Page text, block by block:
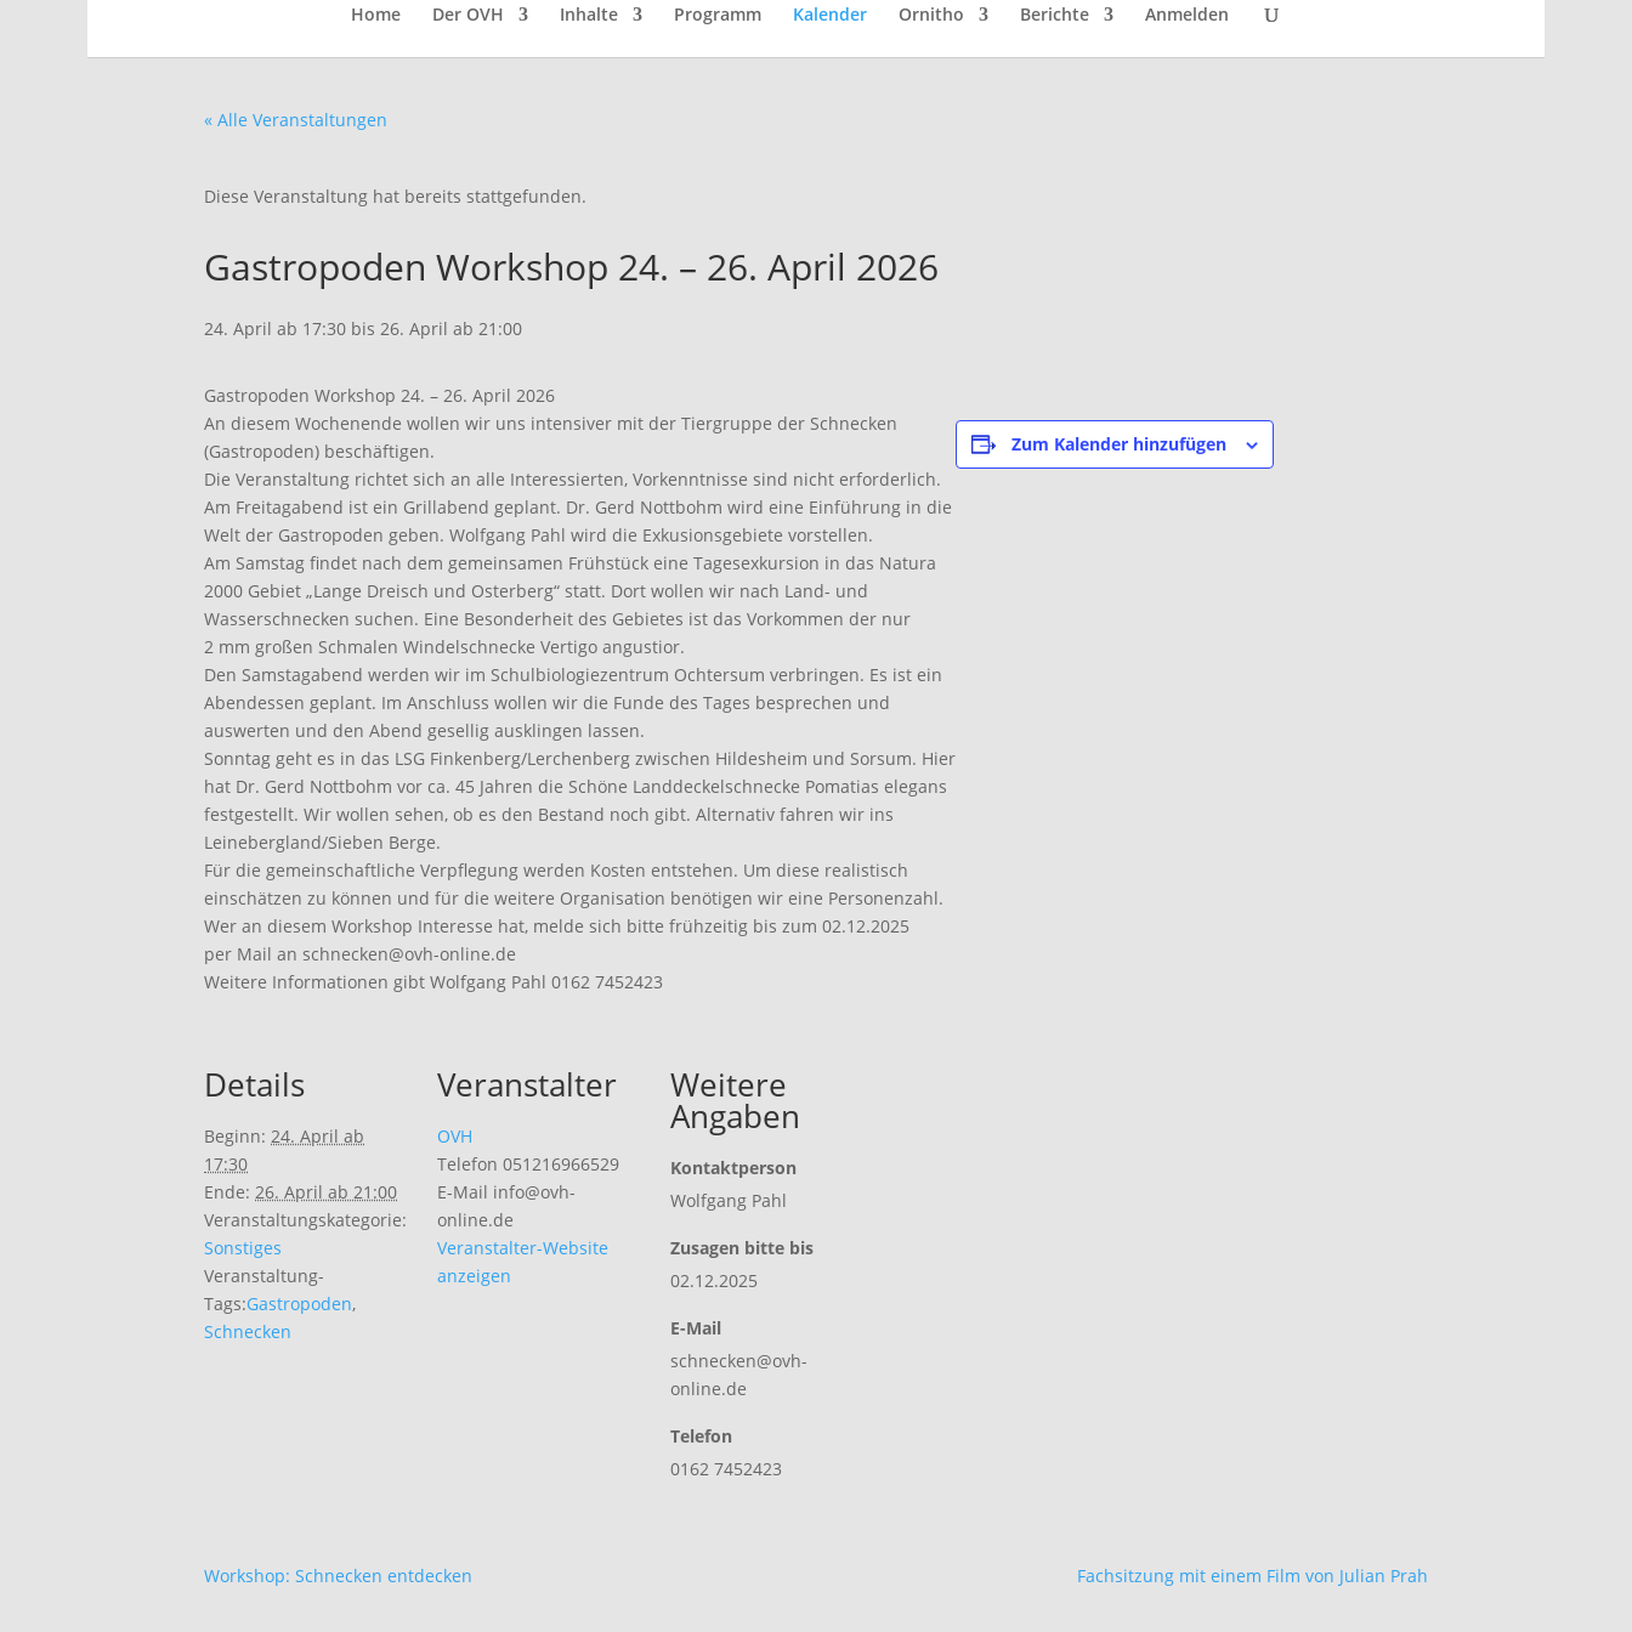
Home Der OVH Inhalte Programm Kalender Ornitho Berichte Anmelden
« Alle Veranstaltungen
Diese Veranstaltung hat bereits stattgefunden.
Gastropoden Workshop 24. – 26. April 2026
24. April ab 17:30 bis 26. April ab 21:00
Gastropoden Workshop 24. – 26. April 2026
An diesem Wochenende wollen wir uns intensiver mit der Tiergruppe der Schnecken
(Gastropoden) beschäftigen.
Die Veranstaltung richtet sich an alle Interessierten, Vorkenntnisse sind nicht erforderlich.
Am Freitagabend ist ein Grillabend geplant. Dr. Gerd Nottbohm wird eine Einführung in die
Welt der Gastropoden geben. Wolfgang Pahl wird die Exkusionsgebiete vorstellen.
Am Samstag findet nach dem gemeinsamen Frühstück eine Tagesexkursion in das Natura
2000 Gebiet „Lange Dreisch und Osterberg“ statt. Dort wollen wir nach Land- und
Wasserschnecken suchen. Eine Besonderheit des Gebietes ist das Vorkommen der nur
2 mm großen Schmalen Windelschnecke Vertigo angustior.
Den Samstagabend werden wir im Schulbiologiezentrum Ochtersum verbringen. Es ist ein
Abendessen geplant. Im Anschluss wollen wir die Funde des Tages besprechen und
auswerten und den Abend gesellig ausklingen lassen.
Sonntag geht es in das LSG Finkenberg/Lerchenberg zwischen Hildesheim und Sorsum. Hier
hat Dr. Gerd Nottbohm vor ca. 45 Jahren die Schöne Landdeckelschnecke Pomatias elegans
festgestellt. Wir wollen sehen, ob es den Bestand noch gibt. Alternativ fahren wir ins
Leinebergland/Sieben Berge.
Für die gemeinschaftliche Verpflegung werden Kosten entstehen. Um diese realistisch
einschätzen zu können und für die weitere Organisation benötigen wir eine Personenzahl.
Wer an diesem Workshop Interesse hat, melde sich bitte frühzeitig bis zum 02.12.2025
per Mail an schnecken@ovh-online.de
Weitere Informationen gibt Wolfgang Pahl 0162 7452423
Zum Kalender hinzufügen
Details
Beginn: 24. April ab
17:30
Ende: 26. April ab 21:00
Veranstaltungskategorie:
Sonstiges
Veranstaltung-
Tags:Gastropoden,
Schnecken
Veranstalter
OVH
Telefon 051216966529
E-Mail info@ovh-
online.de
Veranstalter-Website
anzeigen
Weitere
Angaben
Kontaktperson
Wolfgang Pahl
Zusagen bitte bis
02.12.2025
E-Mail
schnecken@ovh-
online.de
Telefon
0162 7452423
Workshop: Schnecken entdecken Fachsitzung mit einem Film von Julian Prah